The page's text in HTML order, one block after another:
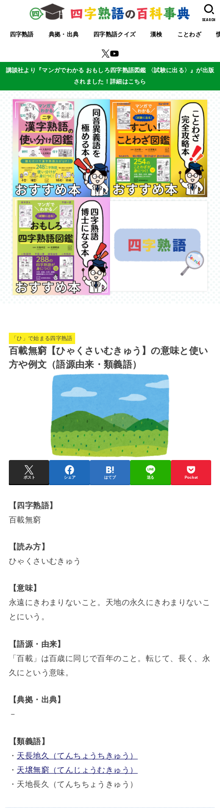
四字熟語 典拠・出典 四字熟語クイズ 漢検 ことわざ
SEARCH
講談社より『マンガでわかる おもしろ四字熟語図鑑 〈試験に出る〉』が出版
されました！詳細はこちら
「ひ」で始まる四字熟語
百載無窮【ひゃくさいむきゅう】の意味と使い
方や例文（語源由来・類義語）
ポスト シェア はてブ 送る Pocket
【四字熟語】
百載無窮
【読み方】
ひゃくさいむきゅう
【意味】
永遠にきわまりないこと。天地の永久にきわまりないこ
とにいう。
【語源・由来】
「百載」は百歳に同じで百年のこと。転じて、長く、永
久にという意味。
【典拠・出典】
－
【類義語】
・ 天長地久（てんちょうちきゅう）
・ 天壌無窮（てんじょうむきゅう）
・天地長久（てんちちょうきゅう）